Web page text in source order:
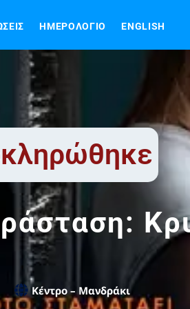
ΗΜΕΡΟΛΌΓΙΟ ENGLISH
Κέντρο – Μανδράκι